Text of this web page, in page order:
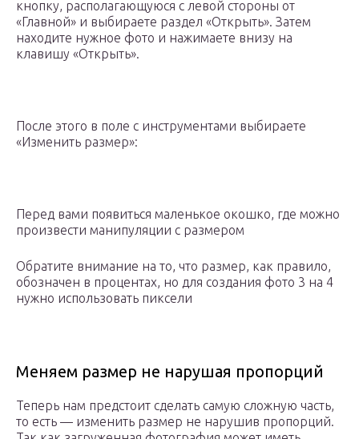
кнопку, располагающуюся с левой стороны от
«Главной» и выбираете раздел «Открыть». Затем
находите нужное фото и нажимаете внизу на
клавишу «Открыть».
После этого в поле с инструментами выбираете
«Изменить размер»:
Перед вами появиться маленькое окошко, где можно
произвести манипуляции с размером
Обратите внимание на то, что размер, как правило,
обозначен в процентах, но для создания фото 3 на 4
нужно использовать пиксели
Меняем размер не нарушая пропорций
Теперь нам предстоит сделать самую сложную часть,
то есть — изменить размер не нарушив пропорций.